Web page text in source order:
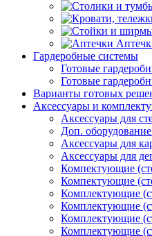
Гардеробные системы
Готовые
Готовые
Варианты готовых
Аксессуары и
Аксессуары для
Доп.
Аксессуары для
Аксессуары для
Компектующие
Компектующие
Комплектующие
Комплектующие
Комплектующие
Комплектующие